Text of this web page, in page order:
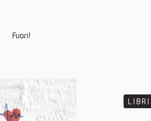
Fuori!